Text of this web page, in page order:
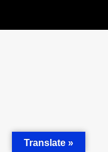
Translate »